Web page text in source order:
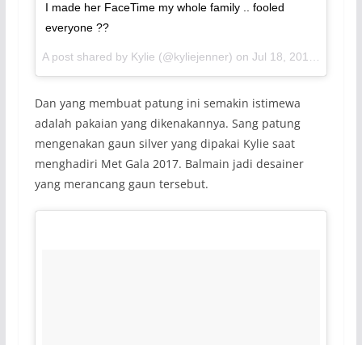
I made her FaceTime my whole family .. fooled
everyone ??
A post shared by Kylie (@kyliejenner) on Jul 18, 2017 at 9:04pm PDT
Dan yang membuat patung ini semakin istimewa
adalah pakaian yang dikenakannya. Sang patung
mengenakan gaun silver yang dipakai Kylie saat
menghadiri Met Gala 2017. Balmain jadi desainer
yang merancang gaun tersebut.